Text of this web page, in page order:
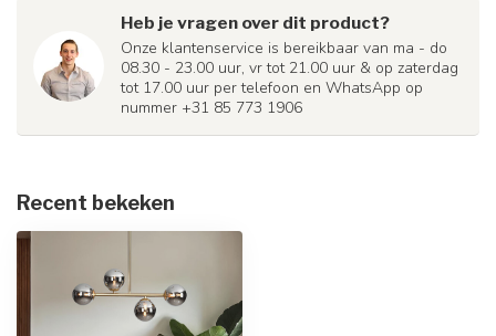
Heb je vragen over dit product?
Onze klantenservice is bereikbaar van ma - do
08.30 - 23.00 uur, vr tot 21.00 uur & op zaterdag
tot 17.00 uur per telefoon en WhatsApp op
nummer +31 85 773 1906
Recent bekeken